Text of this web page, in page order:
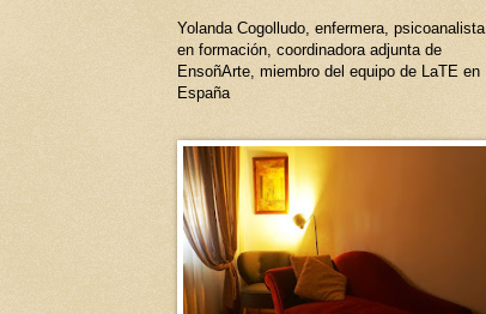
Yolanda Cogolludo, enfermera, psicoanalista
en formación, coordinadora adjunta de
EnsoñArte, miembro del equipo de LaTE en
España